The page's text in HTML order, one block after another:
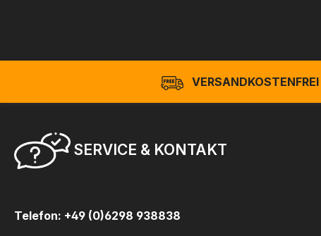
SERVICE & KONTAKT
Telefon: +49 (0)6298 938838